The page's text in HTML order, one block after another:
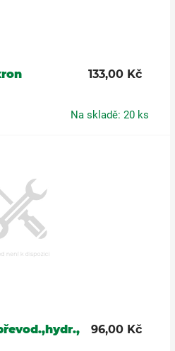
133,00 Kč
Na skladě: 20 ks
96,00 Kč